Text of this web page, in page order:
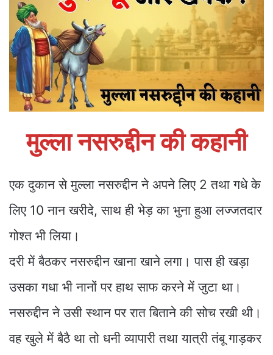
मुल्ला नसरुद्दीन की कहानी
एक दुकान से मुल्ला नसरुद्दीन ने अपने लिए 2 तथा गधे के
लिए 10 नान खरीदे, साथ ही भेड़ का भुना हुआ लज्जतदार
गोश्त भी लिया।
दरी में बैठकर नसरुद्दीन खाना खाने लगा। पास ही खड़ा
उसका गधा भी नानों पर हाथ साफ करने में जुटा था।
नसरुद्दीन ने उसी स्थान पर रात बिताने की सोच रखी थी।
वह खुले में बैठै था तो धनी व्यापारी तथा यात्री तंबू गाड़कर